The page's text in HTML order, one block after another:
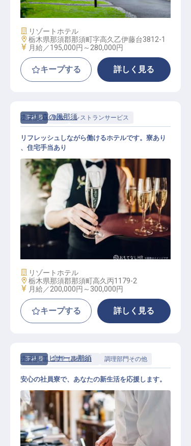
施設業態
リゾートホテル
勤務地
栃木県那須郡那須町字高久乙伊藤台3812-1
給与
月給／195,000円～ 280,000円
キープする 詳しく見る
正社員 料飲 レストランサービス
接客スタッフ
ホテル森の風那須
リフレッシュしながら働けるホテルです。寮あり
、住宅手当あり
施設業態
リゾートホテル
勤務地
栃木県那須郡那須町高久丙1179-2
給与
月給／200,000円～ 300,000円
キープする 詳しく見る
正社員 調理（調理師） 調理部門その他
ホテルエピナール那須
安心の社員寮で、あなたの新生活を応援します。